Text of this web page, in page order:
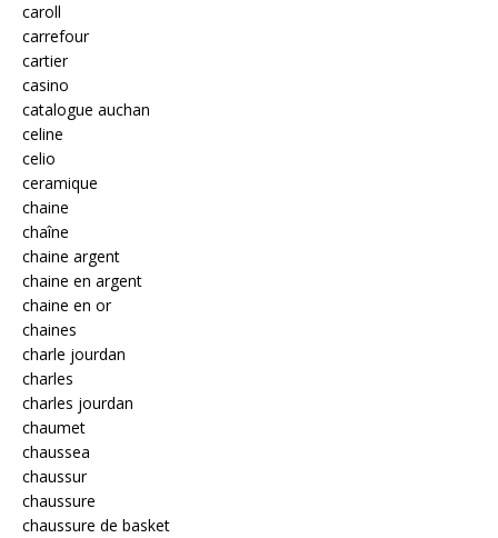
caroll
carrefour
cartier
casino
catalogue auchan
celine
celio
ceramique
chaine
chaîne
chaine argent
chaine en argent
chaine en or
chaines
charle jourdan
charles
charles jourdan
chaumet
chaussea
chaussur
chaussure
chaussure de basket